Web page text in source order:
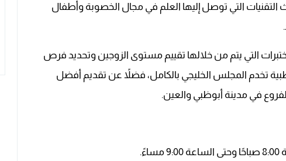
التقنيات التي توصل إليها العلم في مجال الخصوبة وأطفال
التي يتم من خلالها تقييم مستوى الزوجين وتحديد فرص
تخدم المجلس الخليجي بالكامل، فضلاً عن تقديم أفضل
في مدينة أبوظبي والعين.